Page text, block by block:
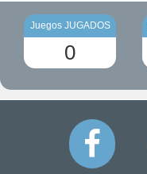
Juegos JUGADOS
0